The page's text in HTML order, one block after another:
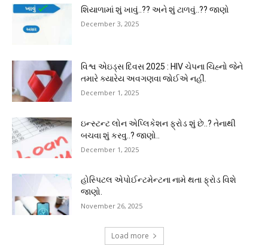
શિયાળામાં શું ખાવું..?? અને શું ટાળવું..?? જાણો
December 3, 2025
વિશ્વ એઇડ્સ દિવસ 2025 : HIV ચેપના ચિહ્નો જેને
તમારે ક્યારેય અવગણવા જોઈએ નહીં.
December 1, 2025
ઇન્સ્ટન્ટ લોન એપ્લિકેશન ફ્રોડ શું છે..? તેનાથી
બચવા શું કરવુ..? જાણો..
December 1, 2025
હોસ્પિટલ એપોઈન્ટમેન્ટના નામે થતા ફ્રોડ વિશે
જાણો.
November 26, 2025
Load more